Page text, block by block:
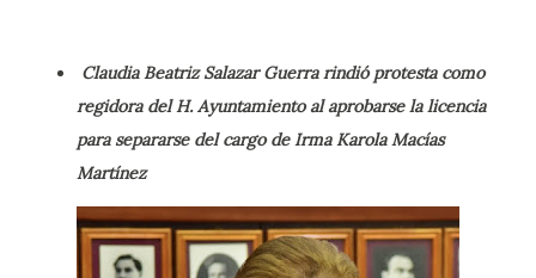
Claudia Beatriz Salazar Guerra rindió protesta como
regidora del H. Ayuntamiento al aprobarse la licencia
para separarse del cargo de Irma Karola Macías
Martínez